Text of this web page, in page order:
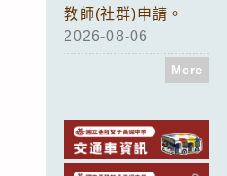
教師(社群)申請。
2026-08-06
More